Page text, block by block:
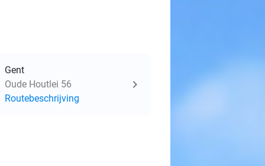
Gent
Oude Houtlei 56
Routebeschrijving